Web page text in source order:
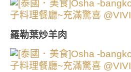
羅勒葉炒羊肉